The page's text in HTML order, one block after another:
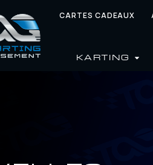
CARTES CADEAUX
KARTING